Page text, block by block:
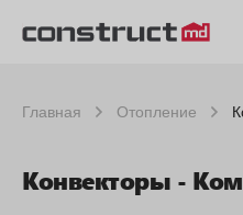
Главная Отопление
Конвекторы -